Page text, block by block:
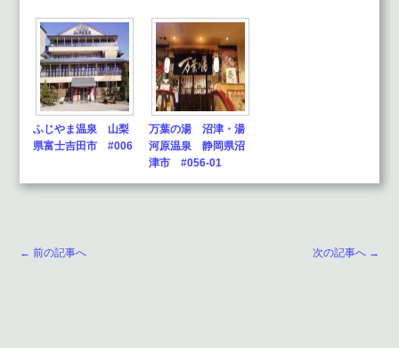
ふじやま温泉 山梨
県富士吉田市 #006
万葉の湯 沼津・湯
河原温泉 静岡県沼
津市 #056-01
← 前の記事へ 次の記事へ →